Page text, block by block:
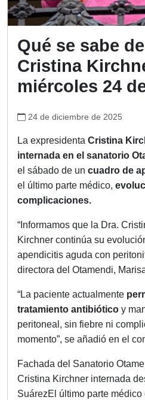
Qué se sabe
Cristina
miércoles 24
24 de diciembre de 2025
La expresidenta Cristina
internada en el sanatorio
el sábado de un cuadro de
el último parte médico,
complicaciones.
“Informamos que la Dra.
Kirchner continúa su
apendicitis aguda con
directora del Otamendi,
“La paciente actualmente
tratamiento antibiótico y
peritoneal, sin fiebre ni
momento”, se añadió en el
Fachada del Sanatorio
Cristina Kirchner internada
SuárezEl último parte